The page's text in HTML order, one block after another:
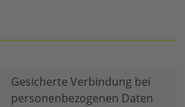
Gesicherte Verbindung bei
personenbezogenen Daten